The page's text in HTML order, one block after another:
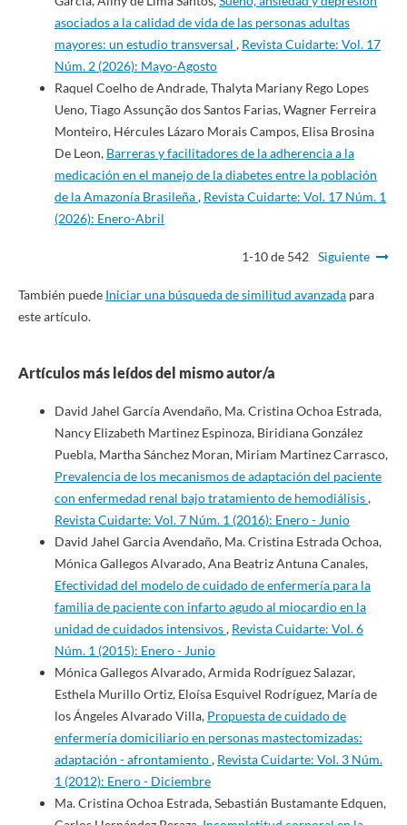
asociados a la calidad de vida de las personas adultas
mayores: un estudio transversal , Revista Cuidarte: Vol. 17
Núm. 2 (2026): Mayo-Agosto
Raquel Coelho de Andrade, Thalyta Mariany Rego Lopes
Ueno, Tiago Assunção dos Santos Farias, Wagner Ferreira
Monteiro, Hércules Lázaro Morais Campos, Elisa Brosina
De Leon, Barreras y facilitadores de la adherencia a la
medicación en el manejo de la diabetes entre la población
de la Amazonía Brasileña, Revista Cuidarte: Vol. 17 Núm. 1
(2026): Enero-Abril
1-10 de 542 Siguiente
También puede Iniciar una búsqueda de similitud avanzadapara
este artículo.
Artículos más leídos del mismo autor/a
David Jahel García Avendaño, Ma. Cristina Ochoa Estrada,
Nancy Elizabeth Martinez Espinoza, Biridiana González
Puebla, Martha Sánchez Moran, Miriam Martinez Carrasco,
Prevalencia de los mecanismos de adaptación del paciente
con enfermedad renal bajo tratamiento de hemodiálisis,
Revista Cuidarte: Vol. 7 Núm. 1 (2016): Enero - Junio
David Jahel Garcia Avendaño, Ma. Cristina Estrada Ochoa,
Mónica Gallegos Alvarado, Ana Beatriz Antuna Canales,
Efectividad del modelo de cuidado de enfermería para la
familia de paciente con infarto agudo al miocardio en la
unidad de cuidados intensivos, Revista Cuidarte: Vol. 6
Núm. 1 (2015): Enero - Junio
Mónica Gallegos Alvarado, Armida Rodríguez Salazar,
Esthela Murillo Ortiz, Eloísa Esquivel Rodríguez, María de
los Ángeles Alvarado Villa, Propuesta de cuidado de
enfermería domiciliario en personas mastectomizadas:
adaptación - afrontamiento, Revista Cuidarte: Vol. 3 Núm.
1 (2012): Enero - Diciembre
Ma. Cristina Ochoa Estrada, Sebastián Bustamante Edquen,